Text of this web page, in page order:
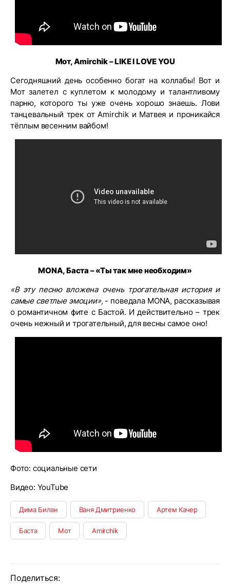
Мот, Amirchik – LIKE I LOVE YOU
Сегодняшний день особенно богат на коллабы! Вот и
Мот залетел с куплетом к молодому и талантливому
парню, которого ты уже очень хорошо знаешь. Лови
танцевальный трек от Amirchik и Матвея и проникайся
тёплым весенним вайбом!
MONA, Баста – «Ты так мне необходим»
«В эту песню вложена очень трогательная история и
самые светлые эмоции»,- поведала MONA, рассказывая
о романтичном фите с Бастой. И действительно – трек
очень нежный и трогательный, для весны самое оно!
Фото: социальные сети
Видео: YouTube
Дима Билан Ваня Дмитриенко Артем Качер
Баста Мот Amirchik
Поделиться: